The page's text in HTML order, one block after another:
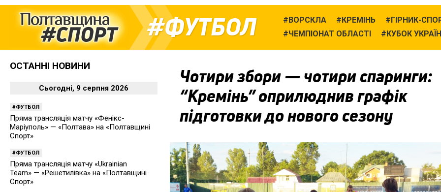
ФУТБОЛ ВОРСКЛА КРЕМІНЬ
ГІРНИК-
ЧЕМПІОНАТ ОБЛАСТІ
КУБОК
Чотири збори — чотири спаринги:
“Кремінь” оприлюднив графік
підготовки до нового сезону
ОСТАННІ НОВИНИ
Сьогодні, 9 серпня 2026
ФУТБОЛ
Пряма трансляція матчу «Фенікс-
Маріуполь» — «Полтава» на «Полтавщині
Спорт»
ФУТБОЛ
Пряма трансляція матчу «Ukrainian
Team» — «Решетилівка» на «Полтавщині
Спорт»